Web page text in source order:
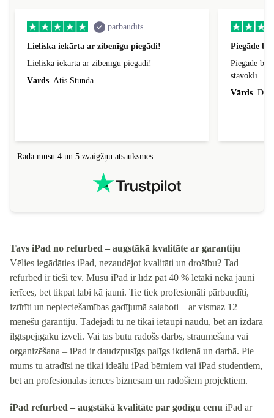
pārbaudīts
Lieliska iekārta ar zibenīgu piegādi!
Lieliska iekārta ar zibenīgu piegādi!
Vārds Atis Stunda
Piegāde
Piegāde
stāvoklī.
Vārds
Rāda mūsu 4 un 5 zvaigžņu atsauksmes
Tavs iPad no refurbed – augstākā kvalitāte ar garantiju
Vēlies iegādāties iPad, nezaudējot kvalitāti un drošību? Tad
refurbed ir tieši tev. Mūsu iPad ir līdz pat 40 % lētāki nekā jauni
ierīces, bet tikpat labi kā jauni. Tie tiek profesionāli pārbaudīti,
iztīrīti un nepieciešamības gadījumā salaboti – ar vismaz 12
mēnešu garantiju. Tādējādi tu ne tikai ietaupi naudu, bet arī izdara
ilgtspējīgāku izvēli. Vai tas būtu radošs darbs, straumēšana vai
organizēšana – iPad ir daudzpusīgs palīgs ikdienā un darbā. Pie
mums tu atradīsi ne tikai ideālu iPad bērniem vai iPad studentiem,
bet arī profesionālas ierīces biznesam un radošiem projektiem.
iPad refurbed – augstākā kvalitāte par godīgu cenu iPad ar